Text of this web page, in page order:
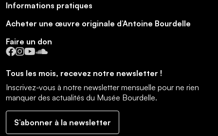
Informations pratiques
Acheter une œuvre originale d’Antoine Bourdelle
Faire un don
Facebook
Instagram
YouTube
SoundCloud
Tous les mois, recevez notre newsletter !
Inscrivez-vous à notre newsletter mensuelle pour ne rien
manquer des actualités du Musée Bourdelle.
S’abonner à la newsletter